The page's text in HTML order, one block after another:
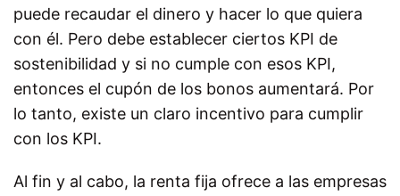
puede recaudar el dinero y hacer lo que quiera
con él. Pero debe establecer ciertos KPI de
sostenibilidad y si no cumple con esos KPI,
entonces el cupón de los bonos aumentará. Por
lo tanto, existe un claro incentivo para cumplir
con los KPI.
Al fin y al cabo, la renta fija ofrece a las empresas